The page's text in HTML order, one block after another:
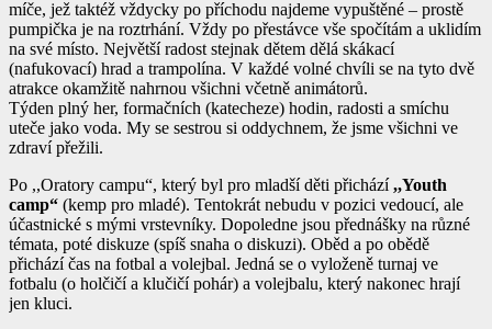
míče, jež taktéž vždycky po příchodu najdeme vypuštěné – prostě
pumpička je na roztrhání. Vždy po přestávce vše spočítám a uklidím
na své místo. Největší radost stejnak dětem dělá skákací
(nafukovací) hrad a trampolína. V každé volné chvíli se na tyto dvě
atrakce okamžitě nahrnou všichni včetně animátorů.
Týden plný her, formačních (katecheze) hodin, radosti a smíchu
uteče jako voda. My se sestrou si oddychnem, že jsme všichni ve
zdraví přežili.
Po ,,Oratory campu“, který byl pro mladší děti přichází,,Youth
camp“ (kemp pro mladé). Tentokrát nebudu v pozici vedoucí, ale
účastnické s mými vrstevníky. Dopoledne jsou přednášky na různé
témata, poté diskuze (spíš snaha o diskuzi). Oběd a po obědě
přichází čas na fotbal a volejbal. Jedná se o vyloženě turnaj ve
fotbalu (o holčičí a klučičí pohár) a volejbalu, který nakonec hrají
jen kluci.